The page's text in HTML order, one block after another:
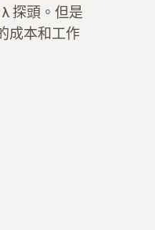
探頭。但是
成本和工作